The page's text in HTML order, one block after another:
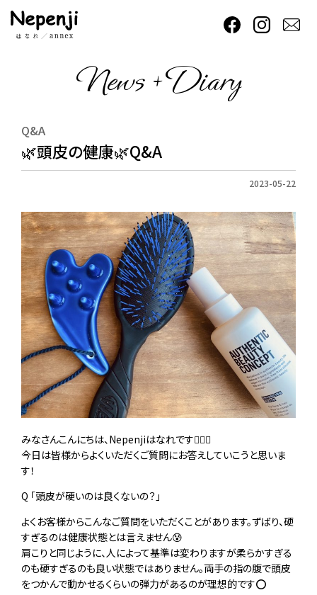
News + Diary
Q&A
🌿頭皮の健康🌿Q&A
2023-05-22
みなさんこんにちは、Nepenjiはなれです💁🏻‍♀️
今日は皆様からよくいただくご質問にお答えしていこうと思いま
す！
Q 「頭皮が硬いのは良くないの？」
よくお客様からこんなご質問をいただくことがあります。ずばり、硬
すぎるのは健康状態とは言えません😰
肩こりと同じように、人によって基準は変わりますが柔らかすぎる
のも硬すぎるのも良い状態ではありません。両手の指の腹で頭皮
をつかんで動かせるくらいの弾力があるのが理想的です⭕️